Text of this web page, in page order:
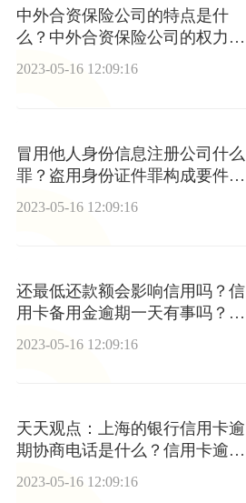
中外合资保险公司的特点是什
么？中外合资保险公司的权力机
构为董事会吗？
2023-05-16 12:09:16
冒用他人身份信息注册公司什么
罪？盗用身份证件罪构成要件是
2023-05-16 12:09:16
还最低还款额会影响信用吗？信
用卡备用金逾期一天有事吗？_
2023-05-16 12:09:16
天天观点：上海的银行信用卡逾
期协商电话是什么？信用卡逾期
银行会给电话通知吗？
2023-05-16 12:09:16